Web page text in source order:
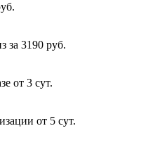
за 3190 руб.
от 3 сут.
от 5 сут.